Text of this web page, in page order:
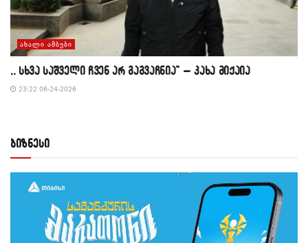
ᲐᲮᲐᲚᲘ ᲐᲛᲑᲔᲑᲘ
,, სხვა საშველი ჩვენ არ გაგვაჩნია” – კახა მიქაია
23:22 06-24-2026
ბიზნესი